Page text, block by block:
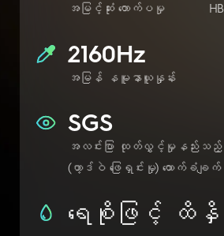
အမြင့်ဆုံး တောက်ပမှု
2160Hz
အမြန် နမူနာယူနှုန်း
SGS
အလင်းပြာ ထုတ်လွှင့်မှုနည်းသည့်
(ဟာ့ဒ်ဝဲ ဖြေရှင်းမှု) ထောက်ခံချ
ရေစိုဖြင့် ထိ